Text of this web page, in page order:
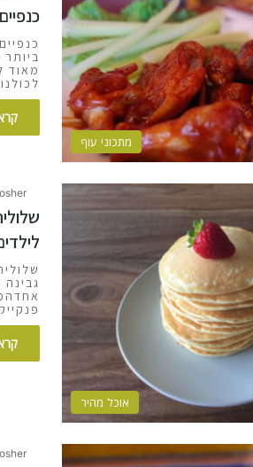
מתכוני עוף
מאוד
אוכל מהיר
osher
osher